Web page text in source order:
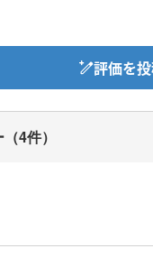
評価を
（4件）